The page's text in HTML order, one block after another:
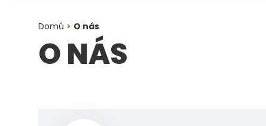
Domů O nás
O NÁS